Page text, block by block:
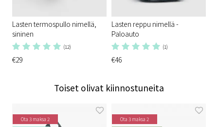
Lasten termospullo nimellä,
sininen
(12)
€29
Lasten reppu nimellä -
Paloauto
(1)
€46
Toiset olivat kiinnostuneita
Ota 3 maksa 2
Ota 3 maksa 2